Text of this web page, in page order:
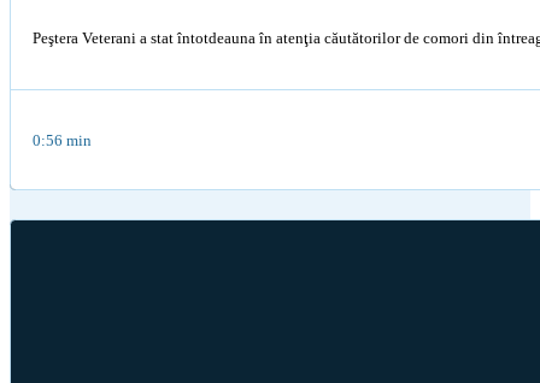
Peştera Veterani a stat întotdeauna în atenţia căutătorilor de comori din
0:56 min